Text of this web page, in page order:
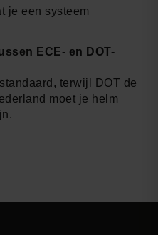
je een systeem
ECE- en DOT-
terwijl DOT de
moet je helm